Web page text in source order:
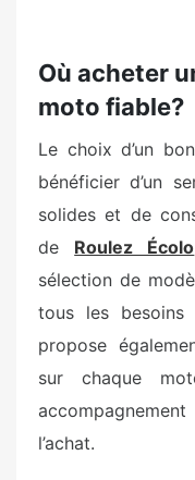
Où acheter
moto fiable?
Le choix d’un
bénéficier d’un
solides et de
de Roulez Écolo
sélection de
tous les
propose
sur chaque
l’achat.